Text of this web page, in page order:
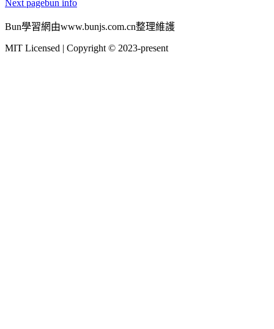
Next pagebun info
Bun學習網由www.bunjs.com.cn整理維護
MIT Licensed | Copyright © 2023-present